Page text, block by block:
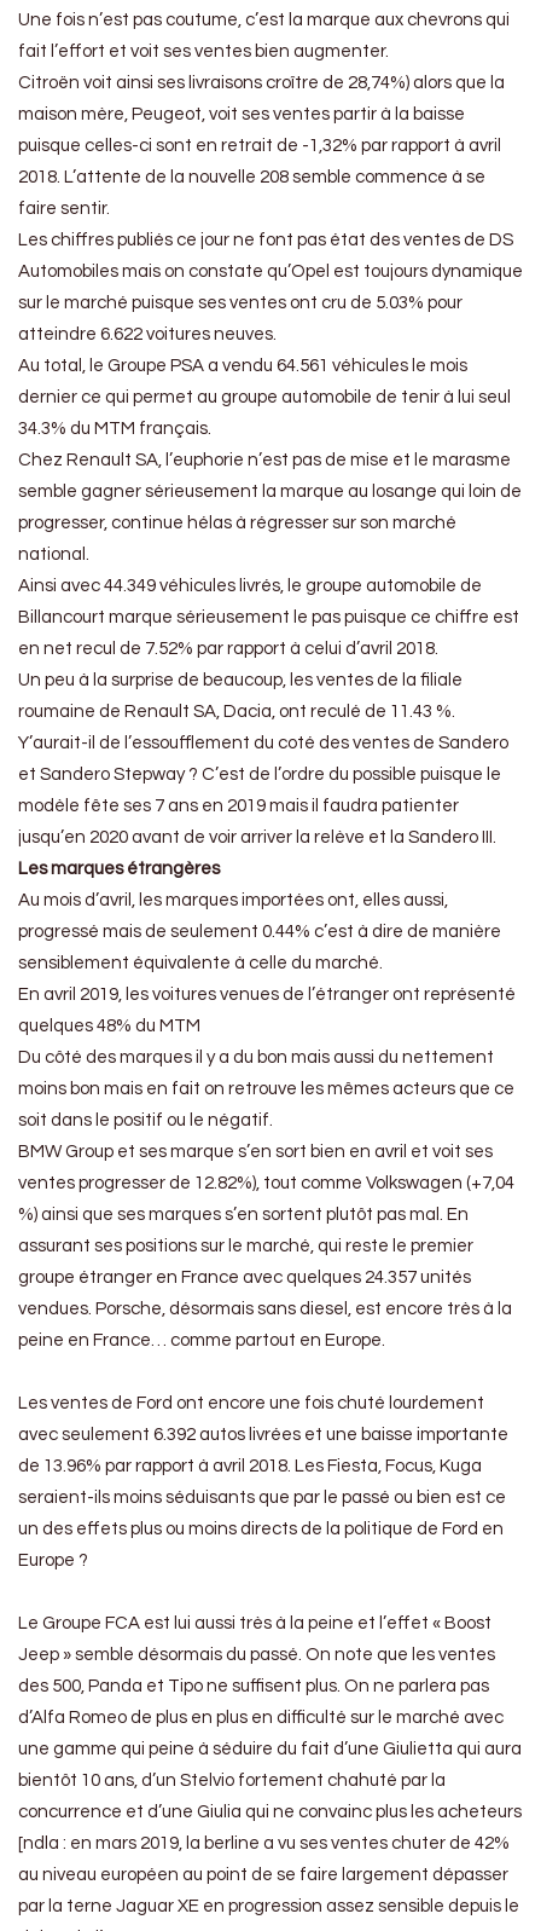
Une fois n’est pas coutume, c’est la marque aux chevrons qui
fait l’effort et voit ses ventes bien augmenter.
Citroën voit ainsi ses livraisons croître de 28,74%) alors que la
maison mère, Peugeot, voit ses ventes partir à la baisse
puisque celles-ci sont en retrait de -1,32% par rapport à avril
2018. L’attente de la nouvelle 208 semble commence à se
faire sentir.
Les chiffres publiés ce jour ne font pas état des ventes de DS
Automobiles mais on constate qu’Opel est toujours dynamique
sur le marché puisque ses ventes ont cru de 5.03% pour
atteindre 6.622 voitures neuves.
Au total, le Groupe PSA a vendu 64.561 véhicules le mois
dernier ce qui permet au groupe automobile de tenir à lui seul
34.3% du MTM français.
Chez Renault SA, l’euphorie n’est pas de mise et le marasme
semble gagner sérieusement la marque au losange qui loin de
progresser, continue hélas à régresser sur son marché
national.
Ainsi avec 44.349 véhicules livrés, le groupe automobile de
Billancourt marque sérieusement le pas puisque ce chiffre est
en net recul de 7.52% par rapport à celui d’avril 2018.
Un peu à la surprise de beaucoup, les ventes de la filiale
roumaine de Renault SA, Dacia, ont reculé de 11.43 %.
Y’aurait-il de l’essoufflement du coté des ventes de Sandero
et Sandero Stepway ? C’est de l’ordre du possible puisque le
modèle fête ses 7 ans en 2019 mais il faudra patienter
jusqu’en 2020 avant de voir arriver la relève et la Sandero III.
Les marques étrangères
Au mois d’avril, les marques importées ont, elles aussi,
progressé mais de seulement 0.44% c’est à dire de manière
sensiblement équivalente à celle du marché.
En avril 2019, les voitures venues de l’étranger ont représenté
quelques 48% du MTM
Du côté des marques il y a du bon mais aussi du nettement
moins bon mais en fait on retrouve les mêmes acteurs que ce
soit dans le positif ou le négatif.
BMW Group et ses marque s’en sort bien en avril et voit ses
ventes progresser de 12.82%), tout comme Volkswagen (+7,04
%) ainsi que ses marques s’en sortent plutôt pas mal. En
assurant ses positions sur le marché, qui reste le premier
groupe étranger en France avec quelques 24.357 unités
vendues. Porsche, désormais sans diesel, est encore très à la
peine en France… comme partout en Europe.
Les ventes de Ford ont encore une fois chuté lourdement
avec seulement 6.392 autos livrées et une baisse importante
de 13.96% par rapport à avril 2018. Les Fiesta, Focus, Kuga
seraient-ils moins séduisants que par le passé ou bien est ce
un des effets plus ou moins directs de la politique de Ford en
Europe ?
Le Groupe FCA est lui aussi très à la peine et l’effet « Boost
Jeep » semble désormais du passé. On note que les ventes
des 500, Panda et Tipo ne suffisent plus. On ne parlera pas
d’Alfa Romeo de plus en plus en difficulté sur le marché avec
une gamme qui peine à séduire du fait d’une Giulietta qui aura
bientôt 10 ans, d’un Stelvio fortement chahuté par la
concurrence et d’une Giulia qui ne convainc plus les acheteurs
[ndla : en mars 2019, la berline a vu ses ventes chuter de 42%
au niveau européen au point de se faire largement dépasser
par la terne Jaguar XE en progression assez sensible depuis le